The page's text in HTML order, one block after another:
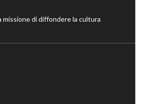
missione di diffondere la cultura